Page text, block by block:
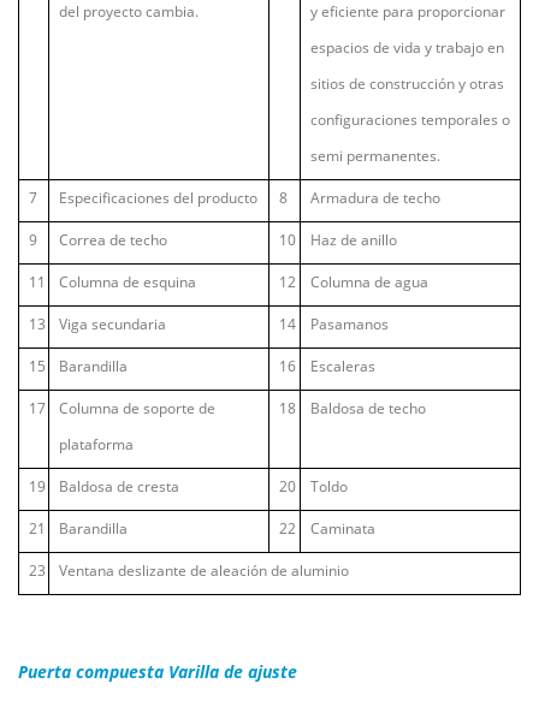
del proyecto cambia.
y eficiente para proporcionar
espacios de vida y trabajo en
sitios de construcción y otras
configuraciones temporales o
semi permanentes.
7 Especificaciones del producto 8 Armadura de techo
9 Correa de techo 10 Haz de anillo
11 Columna de esquina 12 Columna de agua
13 Viga secundaria 14 Pasamanos
15 Barandilla 16 Escaleras
17
Columna de soporte de
plataforma
18 Baldosa de techo
19 Baldosa de cresta 20 Toldo
21 Barandilla 22 Caminata
23 Ventana deslizante de aleación de aluminio
Puerta compuesta Varilla de ajuste